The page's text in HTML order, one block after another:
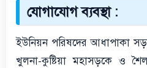
যোগাযোগ ব্যবস্থা :
ইউনিয়ন পরিষদের আধাপাকা
খুলনা-কুষ্টিয়া মহাসড়কে ও